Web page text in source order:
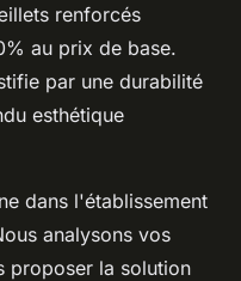
renforcés
au prix de base.
par une durabilité
esthétique
dans l'établissement
analysons vos
proposer la solution